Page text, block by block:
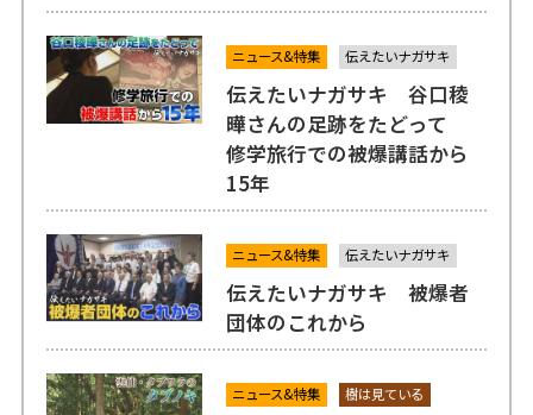
ニュース&特集 伝えたいナガサキ
伝えたいナガサキ 谷口稜
曄さんの足跡をたどって
修学旅行での被爆講話から
15年
ニュース&特集 伝えたいナガサキ
伝えたいナガサキ 被爆者
団体のこれから
ニュース&特集 樹は見ている